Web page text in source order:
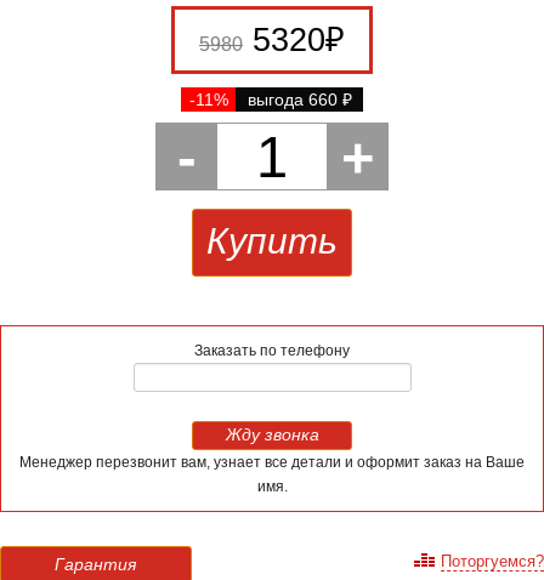
5980 5320₽
-11% выгода 660 ₽
- 1 +
Купить
Заказать по телефону
Жду звонка
Менеджер перезвонит вам, узнает все детали и оформит заказ на Ваше
имя.
Гарантия Поторгуемся?